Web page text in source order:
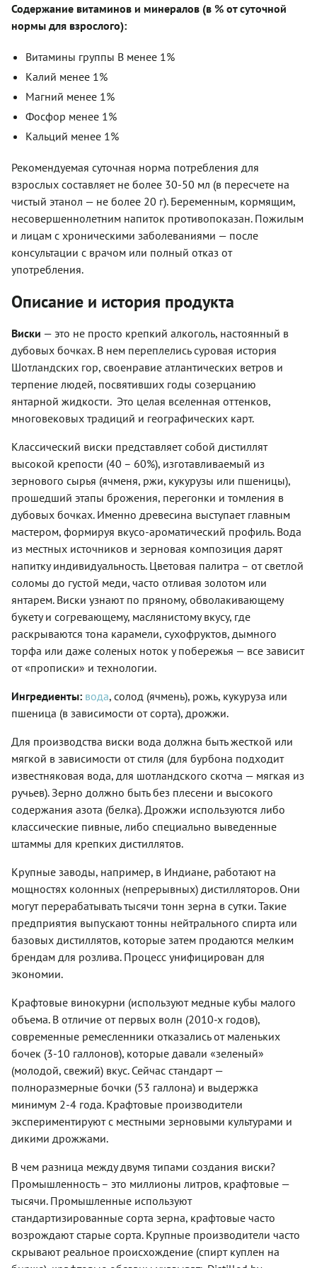
Содержание витаминов и минералов (в % от суточной
нормы для взрослого):
Витамины группы B менее 1%
Калий менее 1%
Магний менее 1%
Фосфор менее 1%
Кальций менее 1%
Рекомендуемая суточная норма потребления для
взрослых составляет не более 30-50 мл (в пересчете на
чистый этанол — не более 20 г). Беременным, кормящим,
несовершеннолетним напиток противопоказан. Пожилым
и лицам с хроническими заболеваниями — после
консультации с врачом или полный отказ от
употребления.
Описание и история продукта
Виски — это не просто крепкий алкоголь, настоянный в
дубовых бочках. В нем переплелись суровая история
Шотландских гор, своенравие атлантических ветров и
терпение людей, посвятивших годы созерцанию
янтарной жидкости. Это целая вселенная оттенков,
многовековых традиций и географических карт.
Классический виски представляет собой дистиллят
высокой крепости (40 – 60%), изготавливаемый из
зернового сырья (ячменя, ржи, кукурузы или пшеницы),
прошедший этапы брожения, перегонки и томления в
дубовых бочках. Именно древесина выступает главным
мастером, формируя вкусо-ароматический профиль. Вода
из местных источников и зерновая композиция дарят
напитку индивидуальность. Цветовая палитра – от светлой
соломы до густой меди, часто отливая золотом или
янтарем. Виски узнают по пряному, обволакивающему
букету и согревающему, маслянистому вкусу, где
раскрываются тона карамели, сухофруктов, дымного
торфа или даже соленых ноток у побережья — все зависит
от «прописки» и технологии.
Ингредиенты: вода, солод (ячмень), рожь, кукуруза или
пшеница (в зависимости от сорта), дрожжи.
Для производства виски вода должна быть жесткой или
мягкой в зависимости от стиля (для бурбона подходит
известняковая вода, для шотландского скотча — мягкая из
ручьев). Зерно должно быть без плесени и высокого
содержания азота (белка). Дрожжи используются либо
классические пивные, либо специально выведенные
штаммы для крепких дистиллятов.
Крупные заводы, например, в Индиане, работают на
мощностях колонных (непрерывных) дистилляторов. Они
могут перерабатывать тысячи тонн зерна в сутки. Такие
предприятия выпускают тонны нейтрального спирта или
базовых дистиллятов, которые затем продаются мелким
брендам для розлива. Процесс унифицирован для
экономии.
Крафтовые винокурни (используют медные кубы малого
объема. В отличие от первых волн (2010-х годов),
современные ремесленники отказались от маленьких
бочек (3-10 галлонов), которые давали «зеленый»
(молодой, свежий) вкус. Сейчас стандарт —
полноразмерные бочки (53 галлона) и выдержка
минимум 2-4 года. Крафтовые производители
экспериментируют с местными зерновыми культурами и
дикими дрожжами.
В чем разница между двумя типами создания виски?
Промышленность – это миллионы литров, крафтовые —
тысячи. Промышленные используют
стандартизированные сорта зерна, крафтовые часто
возрождают старые сорта. Крупные производители часто
скрывают реальное происхождение (спирт куплен на